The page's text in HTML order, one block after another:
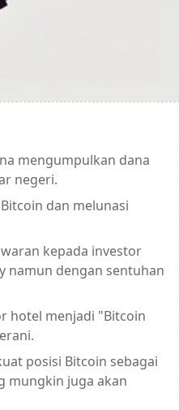
mengumpulkan dana
negeri.
dan melunasi
kepada investor
namun dengan sentuhan
hotel menjadi "Bitcoin
posisi Bitcoin sebagai
mungkin juga akan